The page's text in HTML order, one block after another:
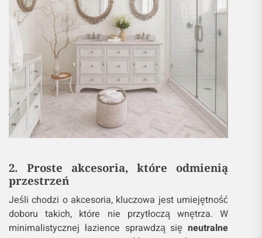
2. Proste akcesoria, które odmienią
przestrzeń
Jeśli chodzi o akcesoria, kluczowa jest umiejętność
doboru takich, które nie przytłoczą wnętrza. W
minimalistycznej łazience sprawdzą sięneutralne